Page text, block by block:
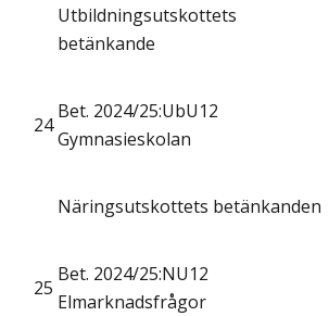
Utbildningsutskottets
betänkande
24
Bet. 2024/25:UbU12
Gymnasieskolan
Näringsutskottets betänkanden
25
Bet. 2024/25:NU12
Elmarknadsfrågor